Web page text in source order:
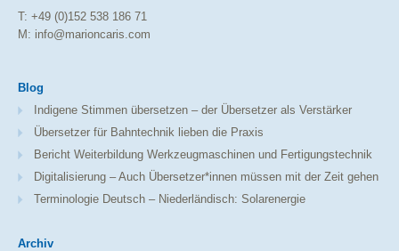
T: +49 (0)152 538 186 71
M: info@marioncaris.com
Blog
Indigene Stimmen übersetzen – der Übersetzer als Verstärker
Übersetzer für Bahntechnik lieben die Praxis
Bericht Weiterbildung Werkzeugmaschinen und Fertigungstechnik
Digitalisierung – Auch Übersetzer*innen müssen mit der Zeit gehen
Terminologie Deutsch – Niederländisch: Solarenergie
Archiv